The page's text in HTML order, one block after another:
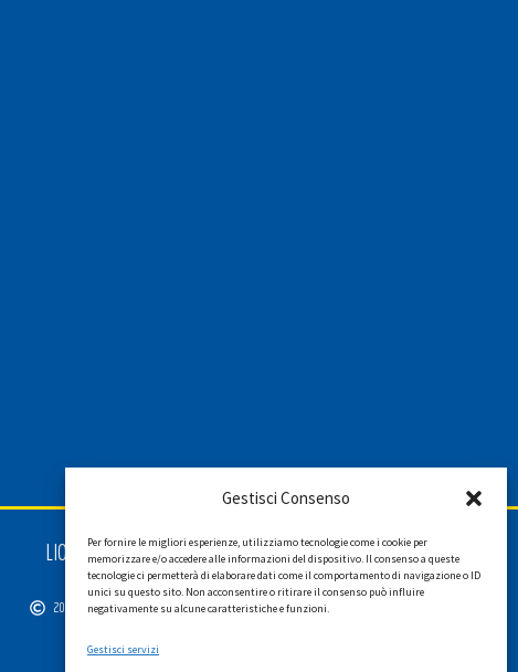
Gestisci Consenso
Per fornire le migliori esperienze, utilizziamo tecnologie come i cookie per
memorizzare e/o accedere alle informazioni del dispositivo. Il consenso a queste
tecnologie ci permetterà di elaborare dati come il comportamento di navigazione o ID
unici su questo sito. Non acconsentire o ritirare il consenso può influire
negativamente su alcune caratteristiche e funzioni.
Gestisci servizi
LIONS INTERNATIONAL DISTRETTO 108 TA 3
C.F. 94038690270
2026 SGI LAB SRL